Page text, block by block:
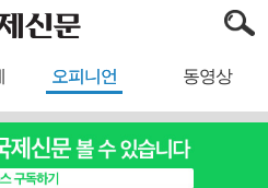
오피니언 동영상